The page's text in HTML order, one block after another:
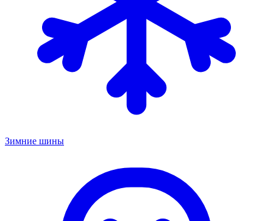
Зимние шины